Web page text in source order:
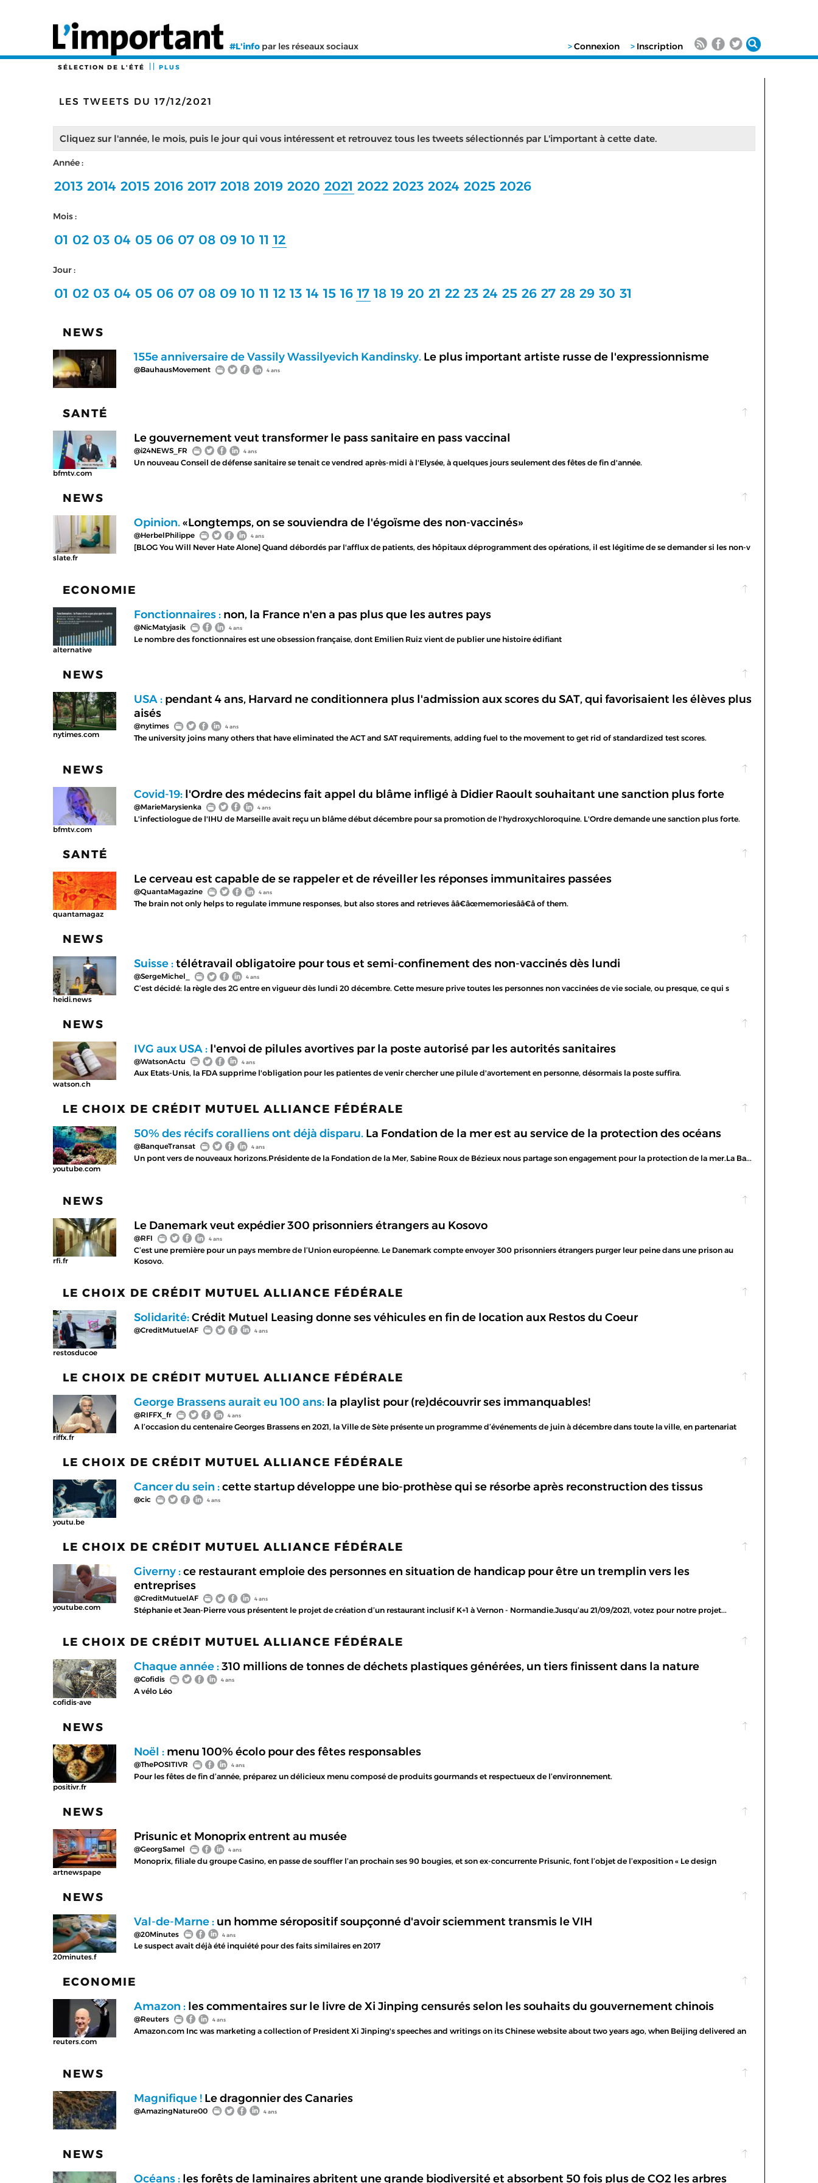
#L'info par les réseaux sociaux >Connexion > Inscription
SÉLECTION DE L'ÉTÉ PLUS
LES TWEETS DU 17/12/2021
Cliquez sur l'année, le mois, puis le jour qui vous intéressent et retrouvez tous les tweets sélectionnés par L'important à cette date.
Année :
2013 2014 2015 2016 2017 2018 2019 2020 2021 2022 2023 2024 2025 2026
Mois :
01 02 03 04 05 06 07 08 09 10 11 12
Jour :
01 02 03 04 05 06 07 08 09 10 11 12 13 14 15 16 17 18 19 20 21 22 23 24 25 26 27 28 29 30 31
NEWS
155e anniversaire de Vassily Wassilyevich Kandinsky. Le plus important artiste russe de l'expressionnisme
@BauhausMovement 4 ans
SANTÉ
bfmtv.com
Le gouvernement veut transformer le pass sanitaire en pass vaccinal
@i24NEWS_FR 4 ans
Un nouveau Conseil de défense sanitaire se tenait ce vendred après-midi à l'Elysée, à quelques jours seulement des fêtes de fin d'année.
NEWS
slate.fr
Opinion.«Longtemps, on se souviendra de l'égoïsme des non-vaccinés»
@HerbelPhilippe 4 ans
[BLOG You Will Never Hate Alone] Quand débordés par l'afflux de patients, des hôpitaux déprogramment des opérations, il est légitime de se demander si les non-v
ECONOMIE
alternative
Fonctionnaires : non, la France n'en a pas plus que les autres pays
@NicMatyjasik 4 ans
Le nombre des fonctionnaires est une obsession française, dont Emilien Ruiz vient de publier une histoire édifiant
NEWS
nytimes.com
USA : pendant 4 ans, Harvard ne conditionnera plus l'admission aux scores du SAT, qui favorisaient les élèves plus
aisés
@nytimes 4 ans
The university joins many others that have eliminated the ACT and SAT requirements, adding fuel to the movement to get rid of standardized test scores.
NEWS
bfmtv.com
Covid-19: l'Ordre des médecins fait appel du blâme infligé à Didier Raoult souhaitant une sanction plus forte
@MarieMarysienka 4 ans
L'infectiologue de l'IHU de Marseille avait reçu un blâme début décembre pour sa promotion de l'hydroxychloroquine. L'Ordre demande une sanction plus forte.
SANTÉ
quantamagaz
Le cerveau est capable de se rappeler et de réveiller les réponses immunitaires passées
@QuantaMagazine 4 ans
The brain not only helps to regulate immune responses, but also stores and retrieves ââ€âœmemoriesââ€â of them.
NEWS
heidi.news
Suisse :télétravail obligatoire pour tous et semi-confinement des non-vaccinés dès lundi
@SergeMichel_ 4 ans
C’est décidé: la règle des 2G entre en vigueur dès lundi 20 décembre. Cette mesure prive toutes les personnes non vaccinées de vie sociale, ou presque, ce qui s
NEWS
watson.ch
IVG aux USA : l'envoi de pilules avortives par la poste autorisé par les autorités sanitaires
@WatsonActu 4 ans
Aux Etats-Unis, la FDA supprime l'obligation pour les patientes de venir chercher une pilule d'avortement en personne, désormais la poste suffira.
LE CHOIX DE CRÉDIT MUTUEL ALLIANCE FÉDÉRALE
youtube.com
50% des récifs coralliens ont déjà disparu. La Fondation de la mer est au service de la protection des océans
@BanqueTransat 4 ans
Un pont vers de nouveaux horizons.Présidente de la Fondation de la Mer, Sabine Roux de Bézieux nous partage son engagement pour la protection de la mer.La Ba...
NEWS
rfi.fr
Le Danemark veut expédier 300 prisonniers étrangers au Kosovo
@RFI 4 ans
C’est une première pour un pays membre de l’Union européenne. Le Danemark compte envoyer 300 prisonniers étrangers purger leur peine dans une prison au
Kosovo.
LE CHOIX DE CRÉDIT MUTUEL ALLIANCE FÉDÉRALE
restosducoe
Solidarité:Crédit Mutuel Leasing donne ses véhicules en fin de location aux Restos du Coeur
@CreditMutuelAF 4 ans
LE CHOIX DE CRÉDIT MUTUEL ALLIANCE FÉDÉRALE
riffx.fr
George Brassens aurait eu 100 ans: la playlist pour (re)découvrir ses immanquables!
@RIFFX_fr 4 ans
A l’occasion du centenaire Georges Brassens en 2021, la Ville de Sète présente un programme d’événements de juin à décembre dans toute la ville, en partenariat
LE CHOIX DE CRÉDIT MUTUEL ALLIANCE FÉDÉRALE
youtu.be
Cancer du sein :cette startup développe une bio-prothèse qui se résorbe après reconstruction des tissus
@cic 4 ans
LE CHOIX DE CRÉDIT MUTUEL ALLIANCE FÉDÉRALE
youtube.com
Giverny :ce restaurant emploie des personnes en situation de handicap pour être un tremplin vers les
entreprises
@CreditMutuelAF 4 ans
Stéphanie et Jean-Pierre vous présentent le projet de création d’un restaurant inclusif K+1 à Vernon - Normandie.Jusqu’au 21/09/2021, votez pour notre projet...
LE CHOIX DE CRÉDIT MUTUEL ALLIANCE FÉDÉRALE
cofidis-ave
Chaque année :310 millions de tonnes de déchets plastiques générées, un tiers finissent dans la nature
@Cofidis 4 ans
A vélo Léo
NEWS
positivr.fr
Noël : menu 100% écolo pour des fêtes responsables
@ThePOSITIVR 4 ans
Pour les fêtes de fin d’année, préparez un délicieux menu composé de produits gourmands et respectueux de l’environnement.
NEWS
artnewspape
Prisunic et Monoprix entrent au musée
@GeorgSamel 4 ans
Monoprix, filiale du groupe Casino, en passe de souffler l’an prochain ses 90 bougies, et son ex-concurrente Prisunic, font l’objet de l’exposition « Le design
NEWS
20minutes.f
Val-de-Marne : un homme séropositif soupçonné d'avoir sciemment transmis le VIH
@20Minutes 4 ans
Le suspect avait déjà été inquiété pour des faits similaires en 2017
ECONOMIE
reuters.com
Amazon : les commentaires sur le livre de Xi Jinping censurés selon les souhaits du gouvernement chinois
@Reuters 4 ans
Amazon.com Inc was marketing a collection of President Xi Jinping's speeches and writings on its Chinese website about two years ago, when Beijing delivered an
NEWS
Magnifique ! Le dragonnier des Canaries
@AmazingNature00 4 ans
NEWS
Océans : les forêts de laminaires abritent une grande biodiversité et absorbent 50 fois plus de CO2 les arbres